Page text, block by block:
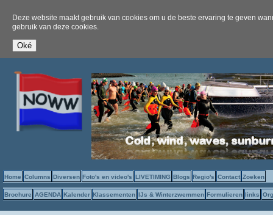
Deze website maakt gebruik van cookies om u de beste ervaring te geven
gebruik van deze cookies.
Home Columns Diversen Foto's en video's LIVETIMING Blogs Regio's Contact Zoeken
Brochure AGENDA Kalender Klassementen IJs & Winterzwemmen Formulieren links